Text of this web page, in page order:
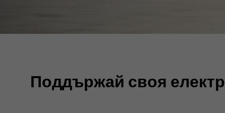
Поддържай своя